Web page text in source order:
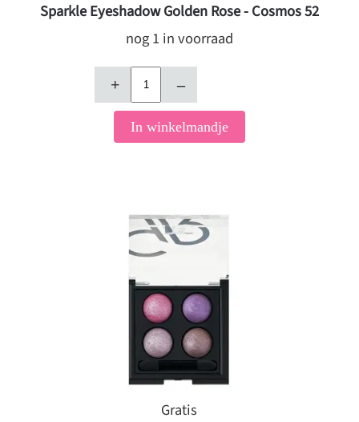
Sparkle Eyeshadow Golden Rose - Cosmos 52
nog 1 in voorraad
+ –
In winkelmandje
Gratis